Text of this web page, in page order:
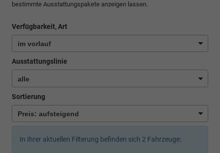
bestimmte Ausstattungspakete anzeigen lassen.
Verfügbarkeit, Art
Ausstattungslinie
Sortierung
In Ihrer aktuellen Filterung befinden sich 2 Fahrzeuge: